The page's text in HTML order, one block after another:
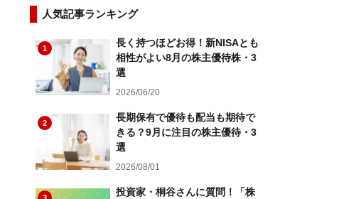
人気記事ランキング
1
長く持つほどお得！新NISAとも
相性がよい8月の株主優待株・3
選
2026/06/20
2
長期保有で優待も配当も期待で
きる？9月に注目の株主優待・3
選
2026/08/01
投資家・桐谷さんに質問！「株